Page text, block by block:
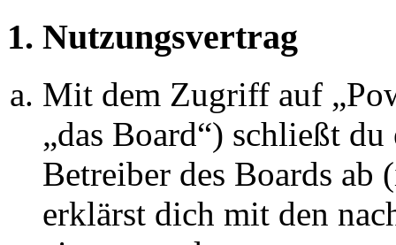
1. Nutzungsvertrag
Mit dem Zugriff auf
„das Board“) schließt
Betreiber des Boards ab
erklärst dich mit den